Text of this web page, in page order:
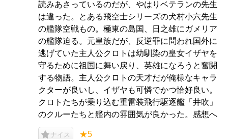
読みあさっているのだが、やはりベテランの先生
は違った。とある飛空士シリーズの犬村小六先生
の艦隊空戦もの。極東の島国、日之雄にガメリア
の艦隊迫る。元皇族だが、反逆罪に問われ国外に
逃げていた主人公クロトは幼馴染の皇女イザヤを
守るために祖国に舞い戻り、英雄になろうと奮闘
する物語。主人公クロトの天才だが俺様なキャラ
クターが良いし、イザヤも可憐でかつ恰好良い。
クロトたちが乗り込む重雷装飛行駆逐艦「井吹」
のクルーたちと艦内の雰囲気が良かった。感想へ
ナイス ★5